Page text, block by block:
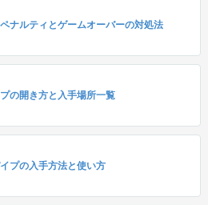
ナルティとゲームオーバーの対処法
の開き方と入手場所一覧
プの入手方法と使い方